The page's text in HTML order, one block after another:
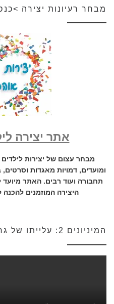
מבחר רעיונות יצירה
אתר יצירה
מבחר עצום של יצירות
ומועדים, דמויות מאגדות
תחבורה ועוד רבים. האתר מיועד
היצירה המוזמנים להכנה
המיניונים 2: עלייתו של גרו – מדובב לעברית